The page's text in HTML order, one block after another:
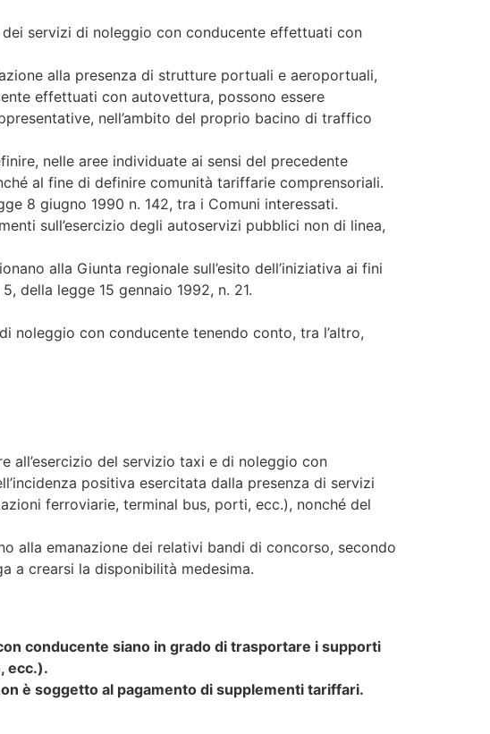
servizi di noleggio con conducente effettuati con
alla presenza di strutture portuali e aeroportuali,
effettuati con autovettura, possono essere
nell’ambito del proprio bacino di traffico
nelle aree individuate ai sensi del precedente
al fine di definire comunità tariffarie comprensoriali.
8 giugno 1990 n. 142, tra i Comuni interessati.
sull’esercizio degli autoservizi pubblici non di linea,
alla Giunta regionale sull’esito dell’iniziativa ai fini
della legge 15 gennaio 1992, n. 21.
noleggio con conducente tenendo conto, tra l’altro,
all’esercizio del servizio taxi e di noleggio con
positiva esercitata dalla presenza di servizi
ferroviarie, terminal bus, porti, ecc.), nonché del
alla emanazione dei relativi bandi di concorso, secondo
a crearsi la disponibilità medesima.
conducente siano in grado di trasportare i supporti
ecc.).
è soggetto al pagamento di supplementi tariffari.